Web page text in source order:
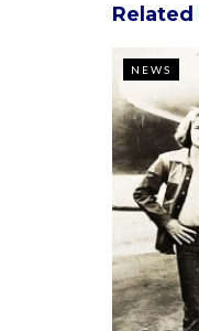
Related
NEWS